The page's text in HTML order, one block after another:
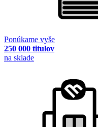
Ponúkame vyše
250 000 titulov
na sklade